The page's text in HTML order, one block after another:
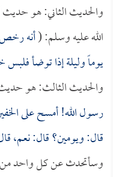
والحديث الثاني: هو حديث
الله عليه وسلم: (أنه رخص
يوماً وليلة إذا توضأ
والحديث الثالث: هو
رسول الله! أمسح على
قال: ويومين؟ قال: نعم،
وسأتحدث عن كل واحد من